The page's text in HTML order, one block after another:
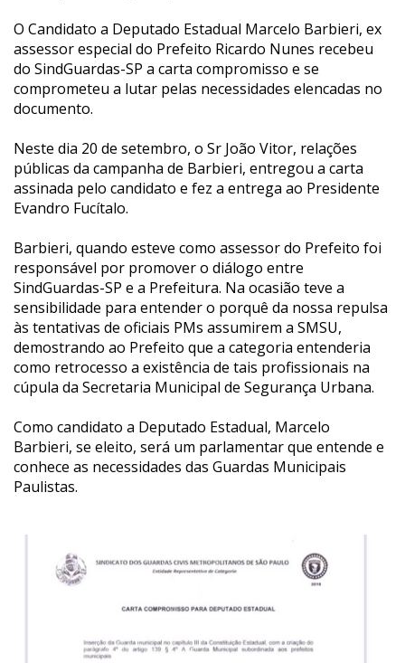
O Candidato a Deputado Estadual Marcelo Barbieri, ex
assessor especial do Prefeito Ricardo Nunes recebeu
do SindGuardas-SP a carta compromisso e se
comprometeu a lutar pelas necessidades elencadas no
documento.
Neste dia 20 de setembro, o Sr João Vitor, relações
públicas da campanha de Barbieri, entregou a carta
assinada pelo candidato e fez a entrega ao Presidente
Evandro Fucítalo.
Barbieri, quando esteve como assessor do Prefeito foi
responsável por promover o diálogo entre
SindGuardas-SP e a Prefeitura. Na ocasião teve a
sensibilidade para entender o porquê da nossa repulsa
às tentativas de oficiais PMs assumirem a SMSU,
demostrando ao Prefeito que a categoria entenderia
como retrocesso a existência de tais profissionais na
cúpula da Secretaria Municipal de Segurança Urbana.
Como candidato a Deputado Estadual, Marcelo
Barbieri, se eleito, será um parlamentar que entende e
conhece as necessidades das Guardas Municipais
Paulistas.